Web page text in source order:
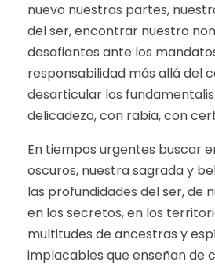
nuevo nuestras partes,
del ser, encontrar nuestro
desafiantes ante los
responsabilidad más allá del
desarticular los
delicadeza, con rabia, con
En tiempos urgentes buscar
oscuros, nuestra sagrada y
las profundidades del ser, de
en los secretos, en los
multitudes de ancestras y
implacables que enseñan de